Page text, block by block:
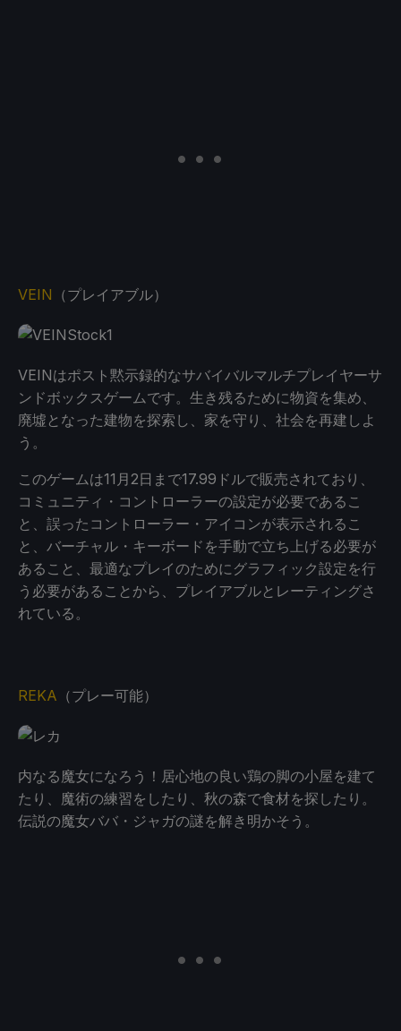
VEIN （プレイアブル）
VEINはポスト黙示録的なサバイバルマルチプレイヤーサ
ンドボックスゲームです。生き残るために物資を集め、
廃墟となった建物を探索し、家を守り、社会を再建しよ
う。
このゲームは11月2日まで17.99ドルで販売されており、
コミュニティ・コントローラーの設定が必要であるこ
と、誤ったコントローラー・アイコンが表示されるこ
と、バーチャル・キーボードを手動で立ち上げる必要が
あること、最適なプレイのためにグラフィック設定を行
う必要があることから、プレイアブルとレーティングさ
れている。
REKA （プレー可能）
内なる魔女になろう！居心地の良い鶏の脚の小屋を建て
たり、魔術の練習をしたり、秋の森で食材を探したり。
伝説の魔女ババ・ジャガの謎を解き明かそう。